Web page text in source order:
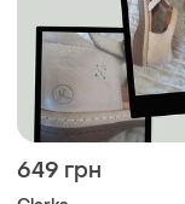
649 грн